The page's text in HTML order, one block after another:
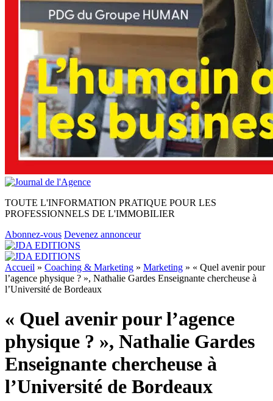
TOUTE L'INFORMATION PRATIQUE POUR LES
PROFESSIONNELS DE L'IMMOBILIER
Abonnez-vous Devenez annonceur
Accueil » Coaching & Marketing » Marketing » « Quel avenir pour
l’agence physique ? », Nathalie Gardes Enseignante chercheuse à
l’Université de Bordeaux
« Quel avenir pour l’agence
physique ? », Nathalie Gardes
Enseignante chercheuse à
l’Université de Bordeaux